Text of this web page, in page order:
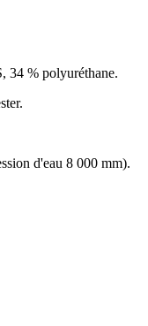
34 % polyuréthane.
d'eau 8 000 mm).